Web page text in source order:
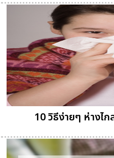
10 วิธีง่ายๆ ห่างไ